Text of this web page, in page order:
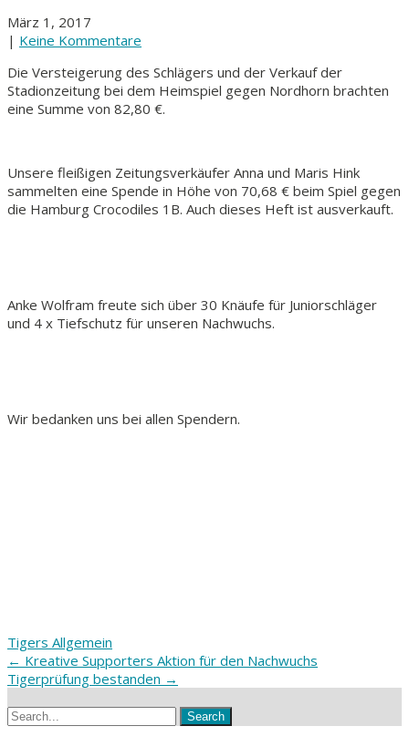
März 1, 2017
| Keine Kommentare
Die Versteigerung des Schlägers und der Verkauf der
Stadionzeitung bei dem Heimspiel gegen Nordhorn brachten
eine Summe von 82,80 €.
Unsere fleißigen Zeitungsverkäufer Anna und Maris Hink
sammelten eine Spende in Höhe von 70,68 € beim Spiel gegen
die Hamburg Crocodiles 1B. Auch dieses Heft ist ausverkauft.
Anke Wolfram freute sich über 30 Knäufe für Juniorschläger
und 4 x Tiefschutz für unseren Nachwuchs.
Wir bedanken uns bei allen Spendern.
Tigers Allgemein
Post
navigation
← Kreative Supporters Aktion für den Nachwuchs
Tigerprüfung bestanden →